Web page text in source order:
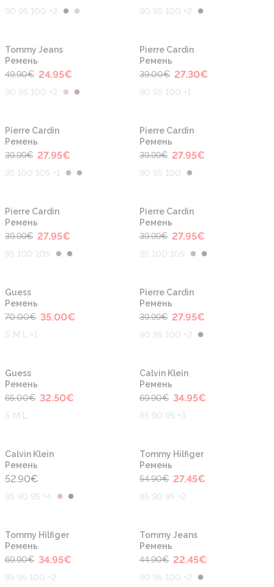
90 95 100 +2 90 95 100 +2
Tommy Jeans
Ремень
49.90€ 24.95€
90 95 100 +2
-30%
Pierre Cardin
Ремень
39.00€ 27.30€
90 95 100 +1
-30%
Pierre Cardin
Ремень
39.99€ 27.95€
95 100 105 +1
-30%
Pierre Cardin
Ремень
39.99€ 27.95€
90 95 100
-30%
Pierre Cardin
Ремень
39.99€ 27.95€
95 100 105
-30%
Pierre Cardin
Ремень
39.99€ 27.95€
95 100 105
Guess
Ремень
70.00€ 35.00€
S M L +1
-30%
Pierre Cardin
Ремень
39.99€ 27.95€
90 95 100 +2
Guess
Ремень
65.00€ 32.50€
S M L
-50%
Calvin Klein
Ремень
69.90€ 34.95€
85 90 95 +3
Calvin Klein
Ремень
52.90€
85 90 95 +4
-50%
Tommy Hilfiger
Ремень
54.90€ 27.45€
85 90 95 +2
-50%
Tommy Hilfiger
Ремень
69.90€ 34.95€
85 95 100 +2
Tommy Jeans
Ремень
44.90€ 22.45€
90 95 100 +2